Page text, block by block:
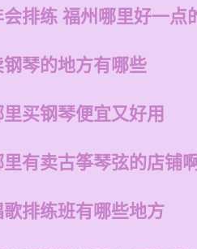
会排练 福州哪里好一点
琴的地方有哪些
买钢琴便宜又好用
有卖古筝琴弦的店铺
排练班有哪些地方